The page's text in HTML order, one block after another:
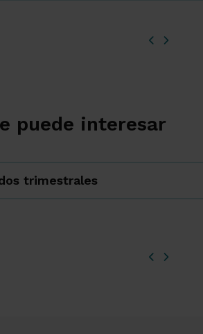
puede interesar
trimestrales